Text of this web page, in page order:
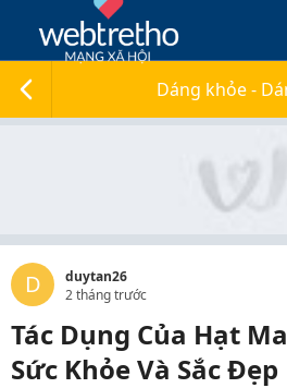
Dáng khỏe -
D
duytan26
2 tháng trước
Tác Dụng Của Hạt
Sức Khỏe Và Sắc Đẹp